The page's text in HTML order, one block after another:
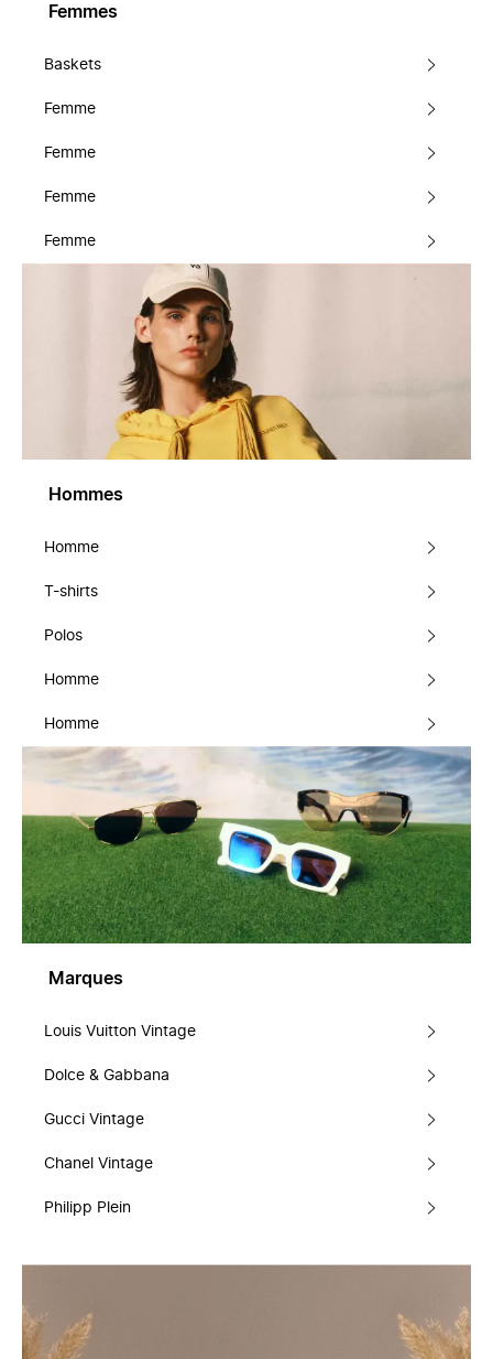
Femmes
Baskets
Femme
Femme
Femme
Femme
Hommes
Homme
T-shirts
Polos
Homme
Homme
Marques
Louis Vuitton Vintage
Dolce & Gabbana
Gucci Vintage
Chanel Vintage
Philipp Plein